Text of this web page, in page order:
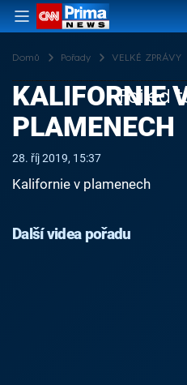
Domů Pořady VELKÉ ZPRÁVY
Failed
KALIFORNIE
PLAMENECH
28. říj 2019, 15:37
Kalifornie v plamenech
Další videa pořadu